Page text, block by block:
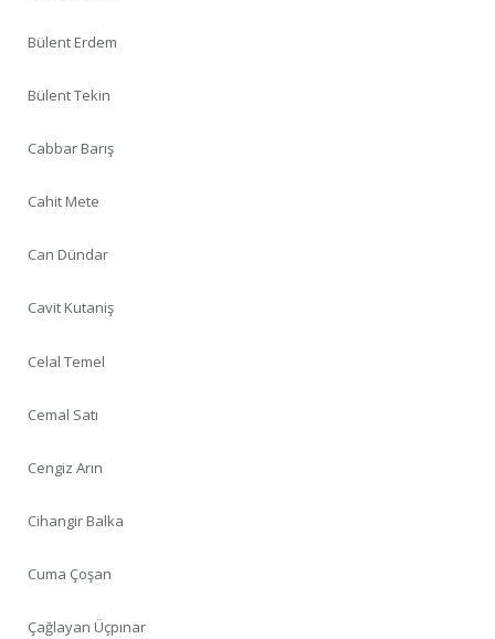
Bülent Erdem
Bülent Tekin
Cabbar Barış
Cahit Mete
Can Dündar
Cavit Kutaniş
Celal Temel
Cemal Satı
Cengiz Arın
Cihangir Balka
Cuma Çoşan
Çağlayan Üçpınar